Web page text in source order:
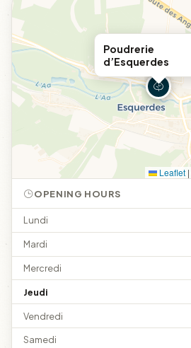
Poudrerie
d’Esquerdes
Leaflet |
OPENING HOURS
Lundi
Mardi
Mercredi
Jeudi
Vendredi
Samedi